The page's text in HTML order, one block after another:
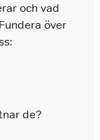
och vad
över
de?